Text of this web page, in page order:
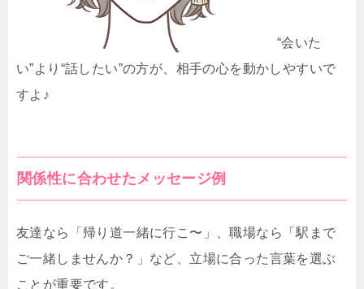
“会いた
い”より“話したい”の方が、相手の心を動かしやすいで
すよ♪
関係性に合わせたメッセージ例
友達なら「帰り道一緒に行こ〜」、職場なら「駅まで
ご一緒しませんか？」など、立場に合った言葉を選ぶ
ことが重要です。